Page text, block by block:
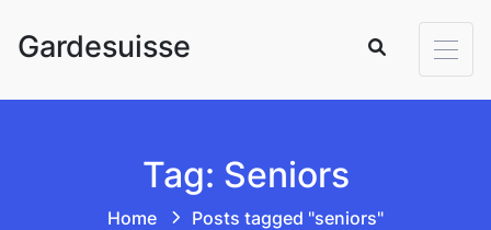
Gardesuisse
Tag: Seniors
Home Posts tagged "seniors"